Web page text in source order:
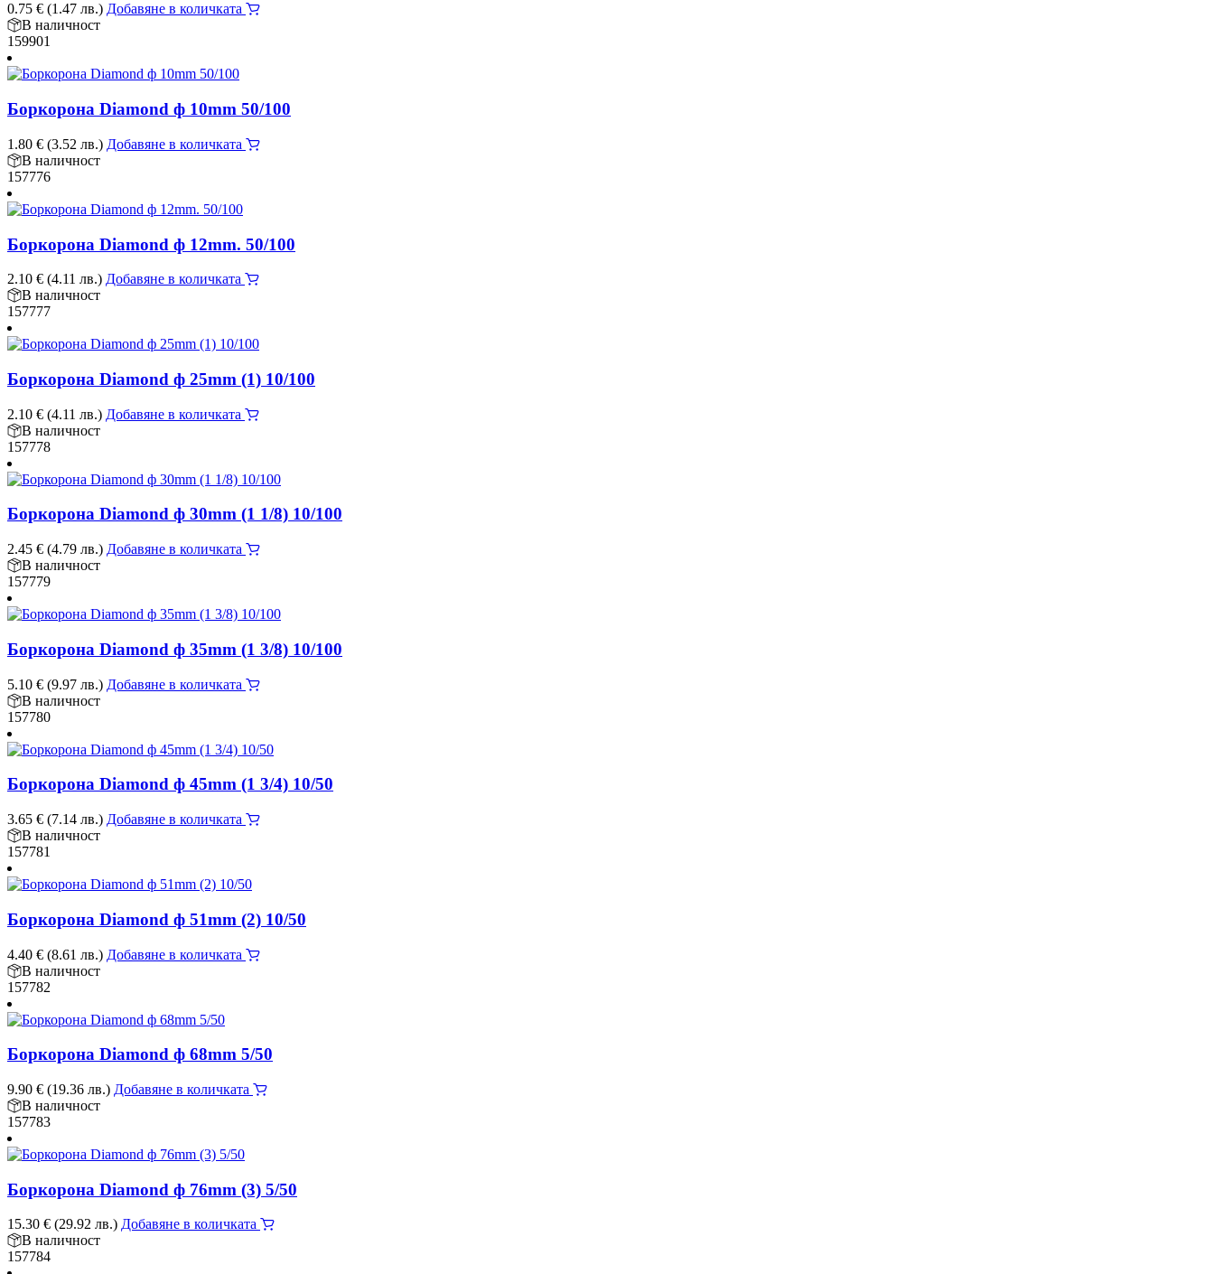
0.75 € (1.47 лв.) Добавяне в количката
В наличност
159901
Боркорона Diamond ф 10mm 50/100
1.80 € (3.52 лв.) Добавяне в количката
В наличност
157776
Боркорона Diamond ф 12mm. 50/100
2.10 € (4.11 лв.) Добавяне в количката
В наличност
157777
Боркорона Diamond ф 25mm (1) 10/100
2.10 € (4.11 лв.) Добавяне в количката
В наличност
157778
Боркорона Diamond ф 30mm (1 1/8) 10/100
2.45 € (4.79 лв.) Добавяне в количката
В наличност
157779
Боркорона Diamond ф 35mm (1 3/8) 10/100
5.10 € (9.97 лв.) Добавяне в количката
В наличност
157780
Боркорона Diamond ф 45mm (1 3/4) 10/50
3.65 € (7.14 лв.) Добавяне в количката
В наличност
157781
Боркорона Diamond ф 51mm (2) 10/50
4.40 € (8.61 лв.) Добавяне в количката
В наличност
157782
Боркорона Diamond ф 68mm 5/50
9.90 € (19.36 лв.) Добавяне в количката
В наличност
157783
Боркорона Diamond ф 76mm (3) 5/50
15.30 € (29.92 лв.) Добавяне в количката
В наличност
157784